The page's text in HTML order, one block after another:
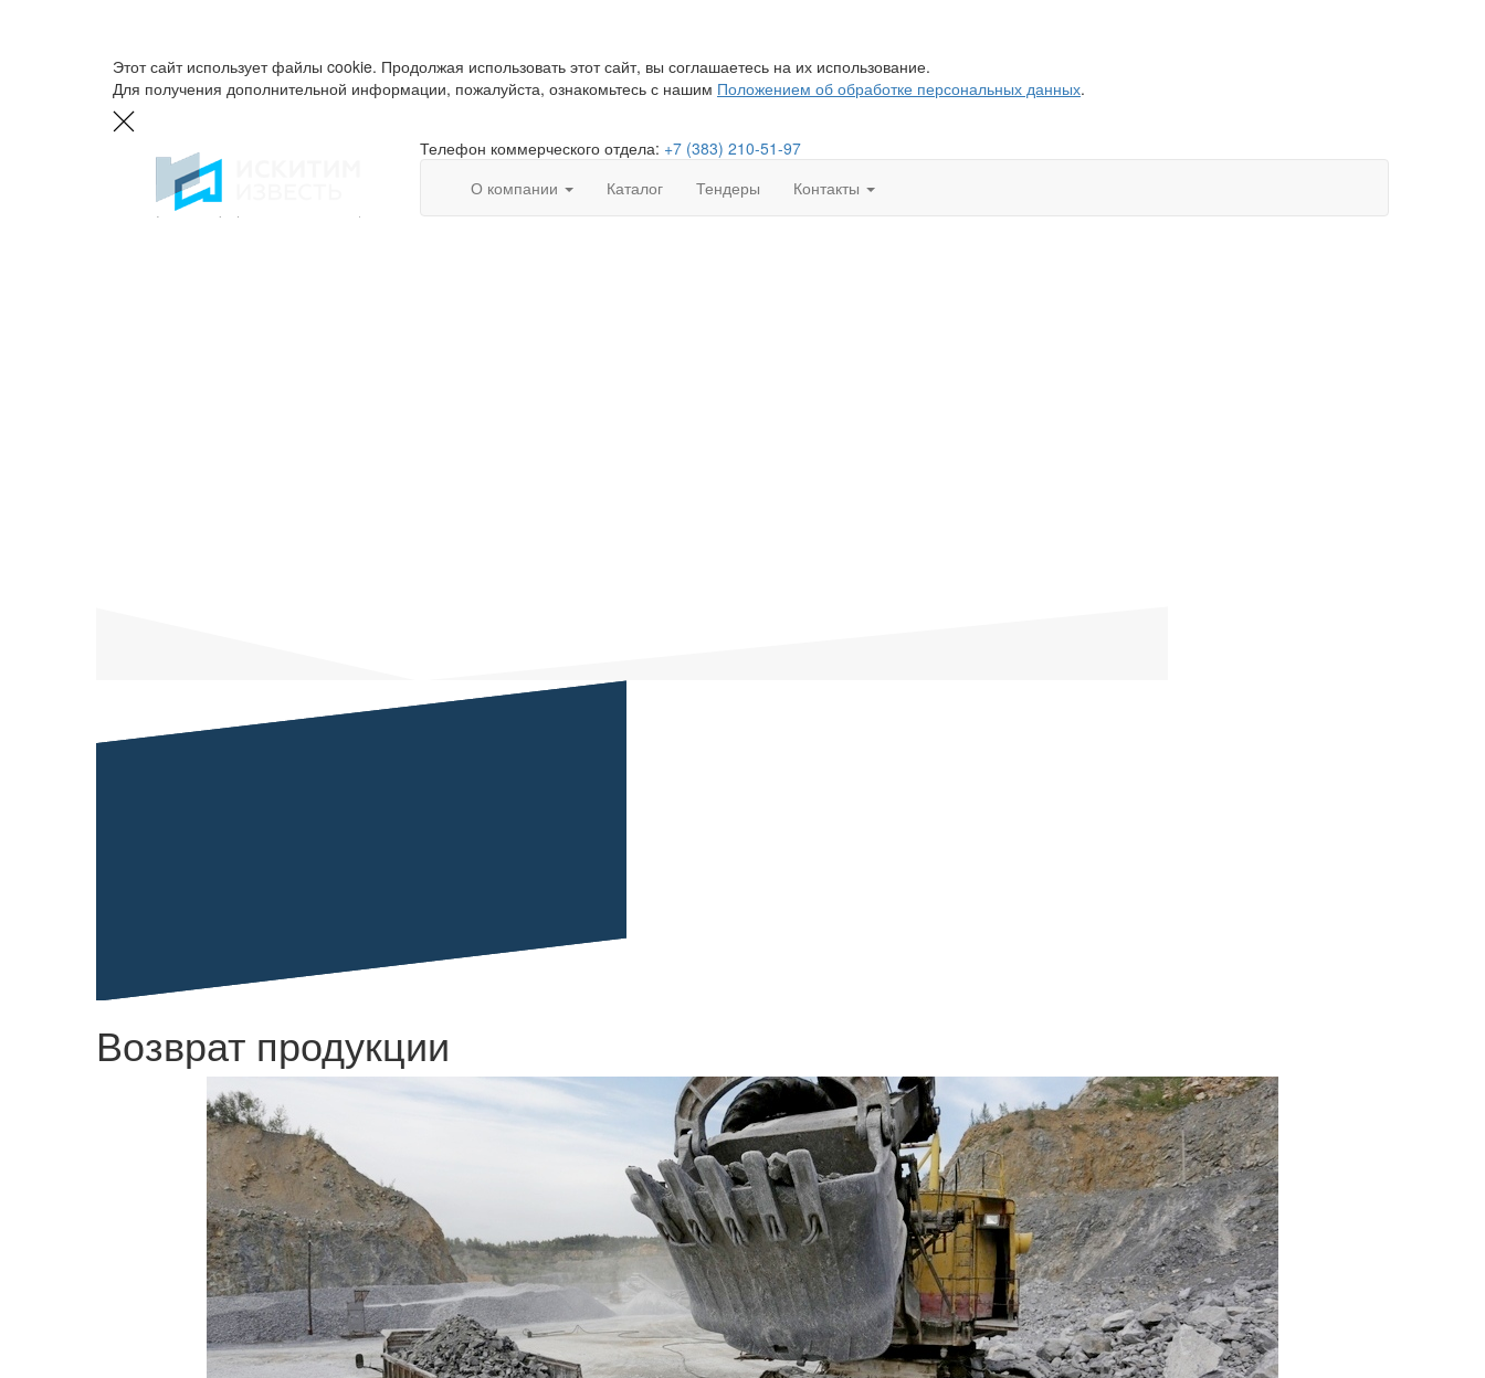
Этот сайт использует файлы cookie. Продолжая использовать этот сайт, вы соглашаетесь на их использование.
Для получения дополнительной информации, пожалуйста, ознакомьтесь с нашим Положением об обработке персональных данных.
Телефон коммерческого отдела: +7 (383) 210-51-97
О компании
Каталог Тендеры Контакты
Возврат продукции